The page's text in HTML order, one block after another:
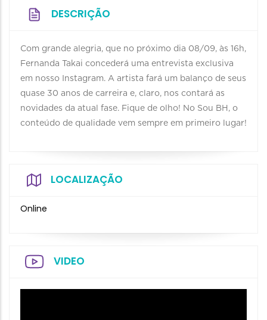
DESCRIÇÃO
Com grande alegria, que no próximo dia 08/09, às 16h,
Fernanda Takai concederá uma entrevista exclusiva
em nosso Instagram. A artista fará um balanço de seus
quase 30 anos de carreira e, claro, nos contará as
novidades da atual fase. Fique de olho! No Sou BH, o
conteúdo de qualidade vem sempre em primeiro lugar!
LOCALIZAÇÃO
Online
VIDEO